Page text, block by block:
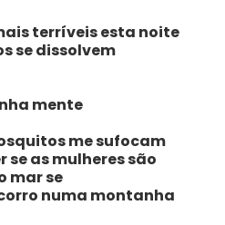
terríveis esta noite
se dissolvem
mente
me sufocam
se as mulheres são
mar se
numa montanha